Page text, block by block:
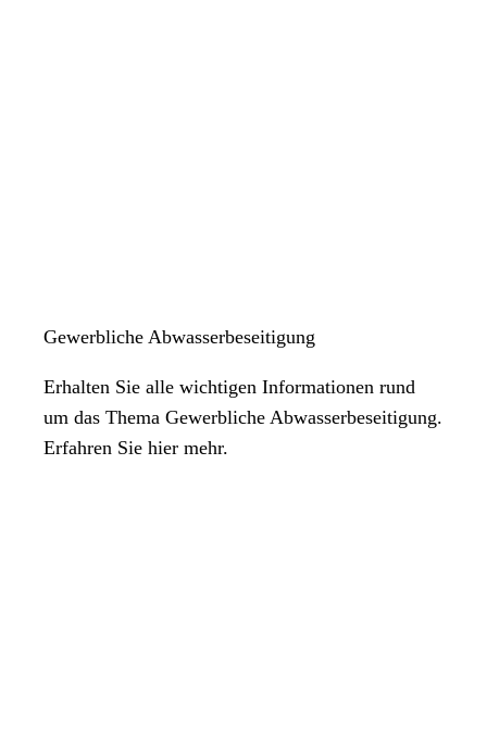
Gewerbliche Abwasserbeseitigung
Erhalten Sie alle wichtigen Informationen rund
um das Thema Gewerbliche Abwasserbeseitigung.
Erfahren Sie hier mehr.